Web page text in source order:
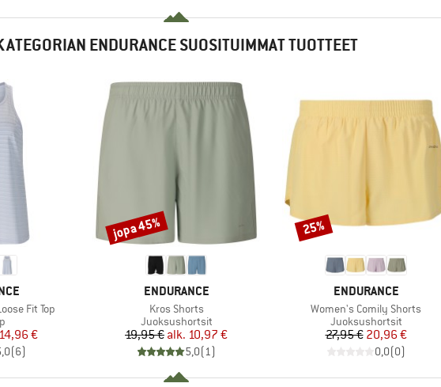
ENDURANCE SUOSITUIMMAT TUOTTEET
Fit Top
hinta
14,96 €
(6)
MERKKI
ENDURANCE
Tuote
Kros Shorts
Tuoteryhmä
Juoksushortsit
Hinta
19,95 € Alennettu hinta
alk. 10,97 €
5,0(1)
Alennus
jopa 45%
MERKKI
ENDURANCE
Tuote
Women's Comily Shorts
Tuoteryhmä
Juoksushortsit
Hinta
27,95 € Alennettu hinta
20,96 €
0,0(0)
Alennus
25%